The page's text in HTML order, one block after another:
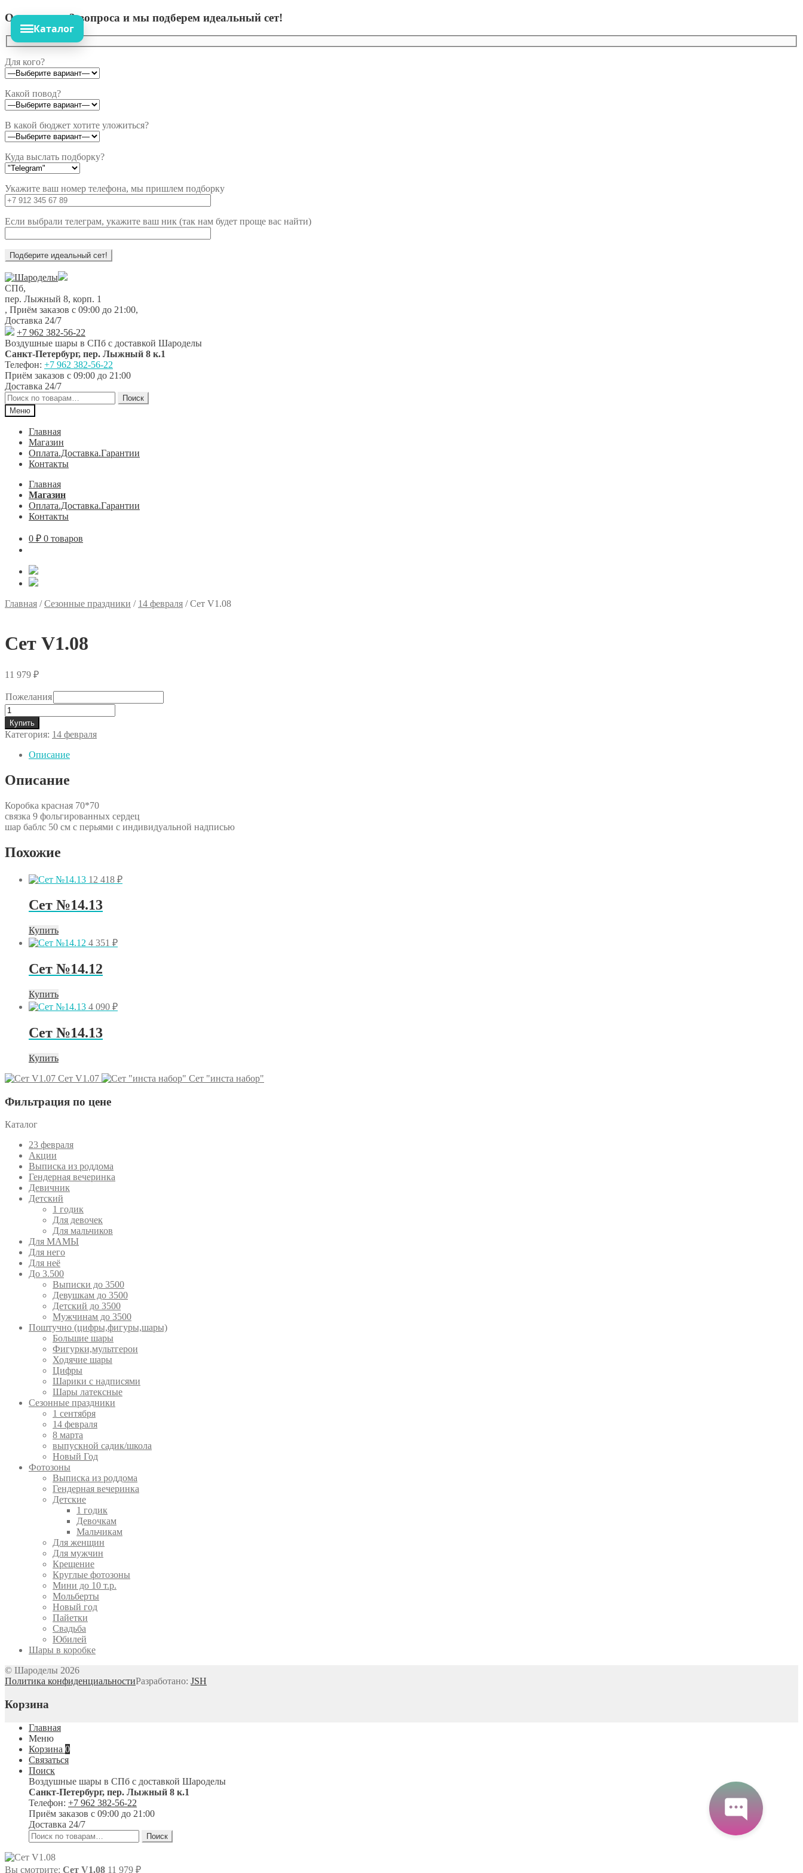
Ответьте на 3 вопроса и мы подберем идеальный сет!
Для кого?
Какой повод?
В какой бюджет хотите уложиться?
Куда выслать подборку?
Укажите ваш номер телефона, мы пришлем подборку
Если выбрали телеграм, укажите ваш ник (так нам будет проще вас найти)
Перейти
к
навигации
Перейти
к
содержимому
СПб,
пер. Лыжный 8, корп. 1
, Приём заказов с 09:00 до 21:00,
Доставка 24/7
+7 962 382-56-22
Воздушные шары в СПб с доставкой Шароделы
Санкт-Петербург, пер. Лыжный 8 к.1
Телефон: +7 962 382-56-22
Приём заказов с 09:00 до 21:00
Доставка 24/7
Искать:
Поиск
Меню
Главная
Магазин
Оплата.Доставка.Гарантии
Контакты
Главная
Магазин
Оплата.Доставка.Гарантии
Контакты
0 ₽ 0 товаров
Каталог
Главная /Сезонные праздники / 14 февраля /Сет V1.08
Сет V1.08
11 979 ₽
Пожелания
Количество
товара
Сет
V1.08
Купить
Категория: 14 февраля
Описание
Описание
Коробка красная 70*70
связка 9 фольгированных сердец
шар баблс 50 см с перьями с индивидуальной надписью
Похожие
12 418 ₽
Сет №14.13
Купить
4 351 ₽
Сет №14.12
Купить
4 090 ₽
Сет №14.13
Купить
Сет V1.07
Сет "инста набор"
Фильтрация по цене
Каталог
23 февраля
Акции
Выписка из роддома
Гендерная вечеринка
Девичник
Детский
1 годик
Для девочек
Для мальчиков
Для МАМЫ
Для него
Для неё
До 3.500
Выписки до 3500
Девушкам до 3500
Детский до 3500
Мужчинам до 3500
Поштучно (цифры,фигуры,шары)
Большие шары
Фигурки,мультгерои
Ходячие шары
Цифры
Шарики с надписями
Шары латексные
Сезонные праздники
1 сентября
14 февраля
8 марта
выпускной садик/школа
Новый Год
Фотозоны
Выписка из роддома
Гендерная вечеринка
Детские
1 годик
Девочкам
Мальчикам
Для женщин
Для мужчин
Крещение
Круглые фотозоны
Мини до 10 т.р.
Мольберты
Новый год
Пайетки
Свадьба
Юбилей
Шары в коробке
© Шароделы 2026
Политика конфиденциальностиРазработано: JSH
Корзина
Главная
Меню
Корзина 0
Связаться
Поиск
Воздушные шары в СПб с доставкой Шароделы
Санкт-Петербург, пер. Лыжный 8 к.1
Телефон: +7 962 382-56-22
Приём заказов с 09:00 до 21:00
Доставка 24/7
Искать:
Поиск
Вы смотрите: Сет V1.08 11 979 ₽